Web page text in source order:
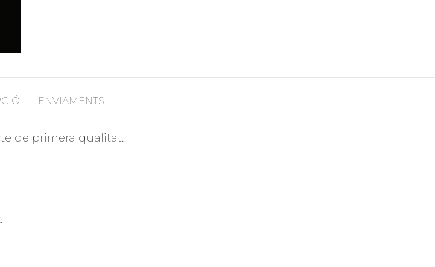
ENVIAMENTS
de primera qualitat.